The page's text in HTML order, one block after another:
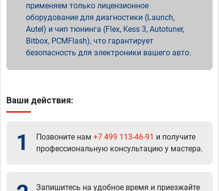
применяем только лицензионное
оборудование для диагностики (Launch,
Autel) и чип тюнинга (Flex, Kess 3, Autotuner,
Bitbox, PCMFlash), что гарантирует
безопасность для электроники вашего авто.
Ваши действия:
1 Позвоните нам +7 499 113-46-91 и получите
профессиональную консультацию у мастера.
Запишитесь на удобное время и приезжайте